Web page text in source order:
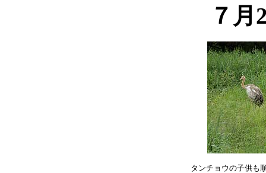
７月
タンチョウの子供も